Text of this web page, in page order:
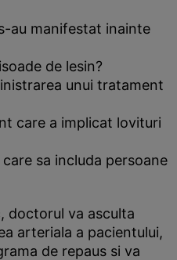
au manifestat inainte
de lesin?
unui tratament
care a implicat lovituri
sa includa persoane
doctorul va asculta
arteriala a pacientului,
de repaus si va